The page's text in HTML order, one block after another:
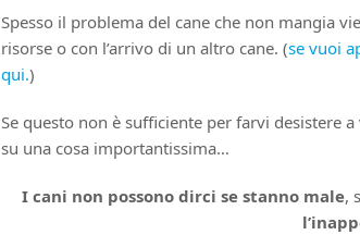
Spesso il problema del cane che non mangia
risorse o con l’arrivo di un altro cane. (se vuoi
qui.)
Se questo non è sufficiente per farvi desistere
su una cosa importantissima…
I cani non possono dirci se stanno male,